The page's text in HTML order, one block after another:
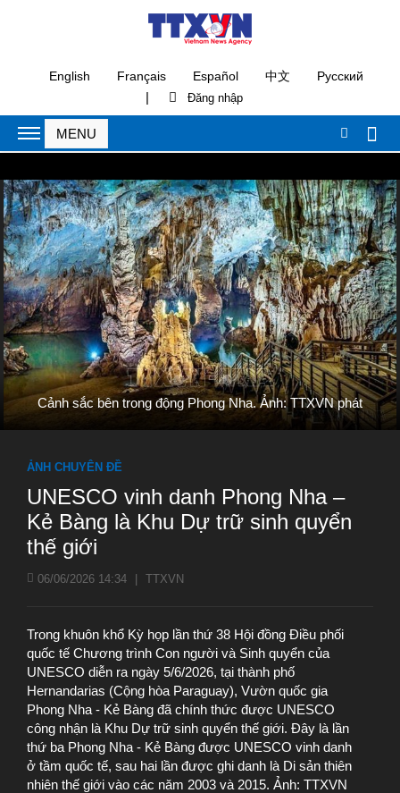
English Français Español 中文 Русский
|
Cảnh sắc bên trong động Phong Nha. Ảnh: TTXVN phát
ẢNH CHUYÊN ĐỀ
UNESCO vinh danh Phong Nha –
Kẻ Bàng là Khu Dự trữ sinh quyển
thế giới
06/06/2026 14:34 TTXVN
Trong khuôn khổ Kỳ họp lần thứ 38 Hội đồng Điều phối
quốc tế Chương trình Con người và Sinh quyển của
UNESCO diễn ra ngày 5/6/2026, tại thành phố
Hernandarias (Cộng hòa Paraguay), Vườn quốc gia
Phong Nha - Kẻ Bàng đã chính thức được UNESCO
công nhận là Khu Dự trữ sinh quyển thế giới. Đây là lần
thứ ba Phong Nha - Kẻ Bàng được UNESCO vinh danh
ở tầm quốc tế, sau hai lần được ghi danh là Di sản thiên
nhiên thế giới vào các năm 2003 và 2015. Ảnh: TTXVN